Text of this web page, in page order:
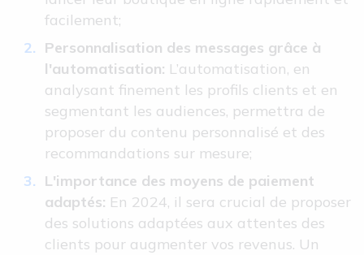
facilement;
Personnalisation des messages grâce à
l'automatisation: L’automatisation, en
analysant finement les profils clients et en
segmentant les audiences, permettra de
proposer du contenu personnalisé et des
recommandations sur mesure;
L'importance des moyens de paiement
adaptés: En 2024, il sera crucial de proposer
des solutions adaptées aux attentes des
clients pour augmenter vos revenus. Un